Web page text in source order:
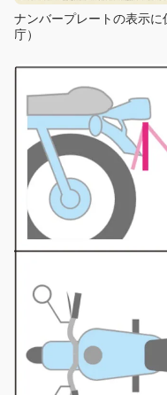
ナンバープレートの表示
庁）